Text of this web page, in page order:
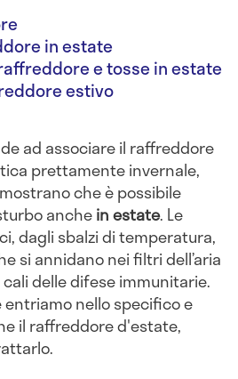
in estate
e tosse in estate
estivo
ad associare il raffreddore
prettamente invernale,
che è possibile
anchein estate. Le
dagli sbalzi di temperatura,
si annidano nei filtri dell’aria
delle difese immunitarie.
entriamo nello specifico e
il raffreddore d'estate,